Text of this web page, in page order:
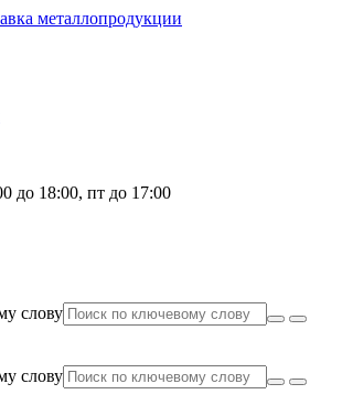
металлопродукции
до 18:00, пт до 17:00
слову
слову